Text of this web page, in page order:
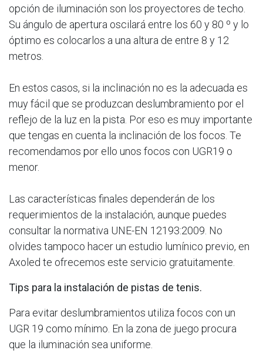
opción de iluminación son los proyectores de techo.
Su ángulo de apertura oscilará entre los 60 y 80 º y lo
óptimo es colocarlos a una altura de entre 8 y 12
metros.
En estos casos, si la inclinación no es la adecuada es
muy fácil que se produzcan deslumbramiento por el
reflejo de la luz en la pista. Por eso es muy importante
que tengas en cuenta la inclinación de los focos. Te
recomendamos por ello unos focos con UGR19 o
menor.
Las características finales dependerán de los
requerimientos de la instalación, aunque puedes
consultar la normativa UNE-EN 12193:2009. No
olvides tampoco hacer un estudio lumínico previo, en
Axoled te ofrecemos este servicio gratuitamente.
Tips para la instalación de pistas de tenis.
Para evitar deslumbramientos utiliza focos con un
UGR 19 como mínimo. En la zona de juego procura
que la iluminación sea uniforme.